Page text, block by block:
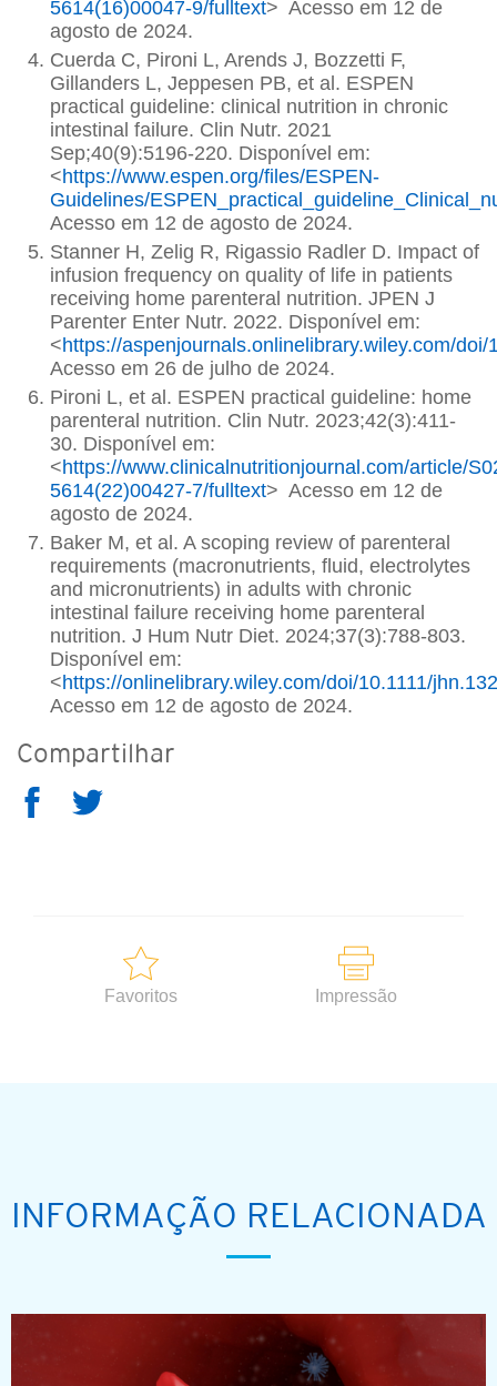
5614(16)00047-9/fulltext> Acesso em 12 de
agosto de 2024.
Cuerda C, Pironi L, Arends J, Bozzetti F,
Gillanders L, Jeppesen PB, et al. ESPEN
practical guideline: clinical nutrition in chronic
intestinal failure. Clin Nutr. 2021
Sep;40(9):5196-220. Disponível em:
<https://www.espen.org/files/ESPEN-
Guidelines/
Acesso em 12 de agosto de 2024.
Stanner H, Zelig R, Rigassio Radler D. Impact of
infusion frequency on quality of life in patients
receiving home parenteral nutrition. JPEN J
Parenter Enter Nutr. 2022. Disponível em:
<https://aspenjournals.onlinelibrary.wiley.com/doi/
Acesso em 26 de julho de 2024.
Pironi L, et al. ESPEN practical guideline: home
parenteral nutrition. Clin Nutr. 2023;42(3):411-
30. Disponível em:
<https://www.clinicalnutritionjournal.com/article/
5614(22)00427-7/fulltext> Acesso em 12 de
agosto de 2024.
Baker M, et al. A scoping review of parenteral
requirements (macronutrients, fluid, electrolytes
and micronutrients) in adults with chronic
intestinal failure receiving home parenteral
nutrition. J Hum Nutr Diet. 2024;37(3):788-803.
Disponível em:
<https://onlinelibrary.wiley.com/doi/10.1111/
Acesso em 12 de agosto de 2024.
Compartilhar
Favoritos Impressão
INFORMAÇÃO RELACIONADA